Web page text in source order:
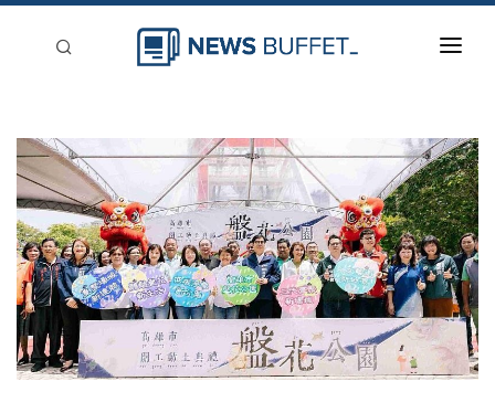
新聞稿分類
登入
刊登